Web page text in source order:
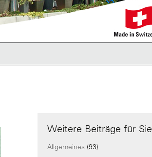
Weitere Beiträge für Sie
Allgemeines (93)